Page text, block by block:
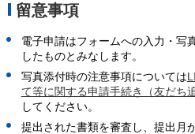
留意事項
電子申請はフォームへの入力・写
したものとみなします。
写真添付時の注意事項については
て等に関する申請手続き（友だち
してください。
提出された書類を審査し、提出月